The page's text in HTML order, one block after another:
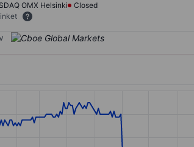
OMX Helsinki
Closed
361 data points.
1 X axis displaying categories.